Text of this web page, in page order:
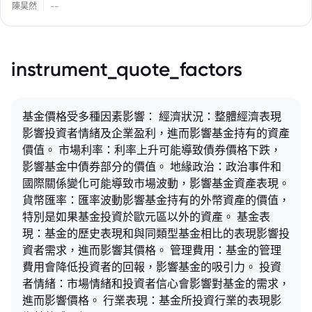
陳昊然 --
instrument_quote_factors
基金價格受多種因素影響： 經濟狀況：整體經濟表現
影響投資者情緒及企業盈利，進而影響基金持有的資產
價值。 市場利率：利率上升可能導致債券價格下跌，
影響基金中債券部分的價值。 地緣政治：政治事件和
國際關係變化可能導致市場波動，影響基金資產表現。
貨幣匯率：匯率波動影響基金持有的外幣資產的價值，
特別是如果基金投資於歐元區以外的資產。 基金表
現：基金的歷史表現和與同類型基金相比的表現影響投
資者需求，進而影響其價格。 管理費用：基金的管理
費用會降低投資者的回報，影響基金的吸引力。 投資
者情緒：市場情緒和投資者信心會影響對基金的需求，
進而影響價格。 行業表現：基金所投資行業的表現影